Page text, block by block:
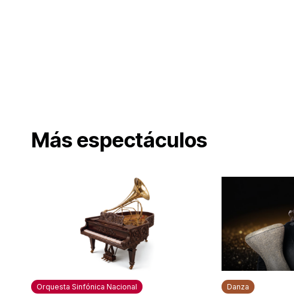
Más espectáculos
Orquesta Sinfónica Nacional Danza